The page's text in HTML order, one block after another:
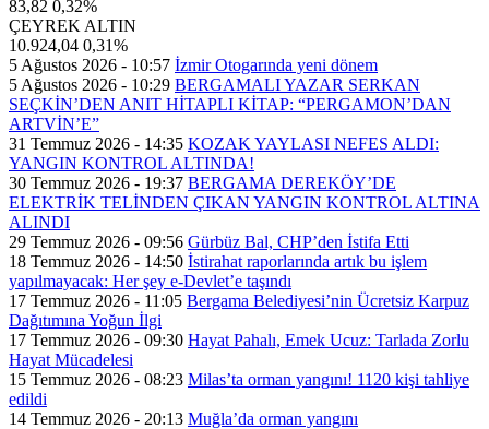
83,82 0,32%
ÇEYREK ALTIN
10.924,04 0,31%
5 Ağustos 2026 - 10:57 İzmir Otogarında yeni dönem
5 Ağustos 2026 - 10:29 BERGAMALI YAZAR SERKAN
SEÇKİN’DEN ANIT HİTAPLI KİTAP: “PERGAMON’DAN
ARTVİN’E”
31 Temmuz 2026 - 14:35 KOZAK YAYLASI NEFES ALDI:
YANGIN KONTROL ALTINDA!
30 Temmuz 2026 - 19:37 BERGAMA DEREKÖY’DE
ELEKTRİK TELİNDEN ÇIKAN YANGIN KONTROL ALTINA
ALINDI
29 Temmuz 2026 - 09:56 Gürbüz Bal, CHP’den İstifa Etti
18 Temmuz 2026 - 14:50 İstirahat raporlarında artık bu işlem
yapılmayacak: Her şey e-Devlet’e taşındı
17 Temmuz 2026 - 11:05 Bergama Belediyesi’nin Ücretsiz Karpuz
Dağıtımına Yoğun İlgi
17 Temmuz 2026 - 09:30 Hayat Pahalı, Emek Ucuz: Tarlada Zorlu
Hayat Mücadelesi
15 Temmuz 2026 - 08:23 Milas’ta orman yangını! 1120 kişi tahliye
edildi
14 Temmuz 2026 - 20:13 Muğla’da orman yangını